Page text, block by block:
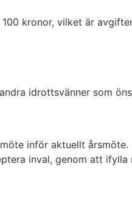
100 kronor, vilket är
idrottsvänner som
inför aktuellt årsmöte.
inval, genom att